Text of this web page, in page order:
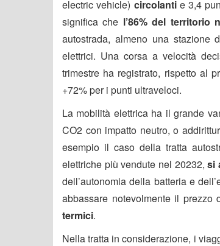
electric vehicle) circolantie 3,4
significa che l’86% del
autostrada, almeno una stazione
elettrici. Una corsa a velocità
trimestre ha registrato, rispetto al
+72% per i punti ultraveloci.
La mobilità elettrica ha il grande
CO2 con impatto neutro, o
esempio il caso della tratta
elettriche più vendute nel 20232,si
dell’autonomia della batteria e
abbassare notevolmente il prezzo
termici.
Nella tratta in considerazione, i